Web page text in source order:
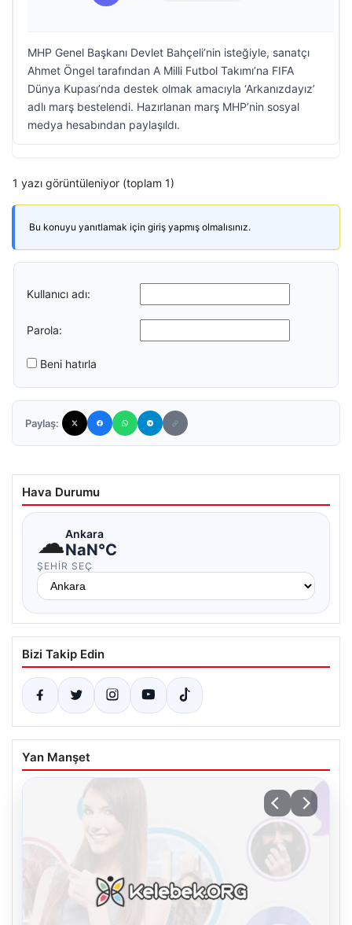
MHP Genel Başkanı Devlet Bahçeli’nin isteğiyle, sanatçı
Ahmet Öngel tarafından A Milli Futbol Takımı’na FIFA
Dünya Kupası’nda destek olmak amacıyla ‘Arkanızdayız’
adlı marş bestelendi. Hazırlanan marş MHP’nin sosyal
medya hesabından paylaşıldı.
1 yazı görüntüleniyor (toplam 1)
Bu konuyu yanıtlamak için giriş yapmış olmalısınız.
Kullanıcı adı:
Parola:
Beni hatırla
Paylaş:
Hava Durumu
☁Ankara
NaN°C
ŞEHIR SEÇ
Bizi Takip Edin
Yan Manşet